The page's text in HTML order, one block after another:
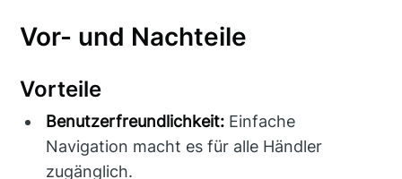
Vor- und Nachteile
Vorteile
Benutzerfreundlichkeit: Einfache
Navigation macht es für alle Händler
zugänglich.